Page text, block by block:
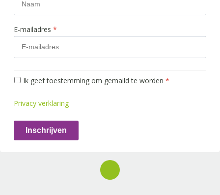
E-mailadres *
Ik geef toestemming om gemaild te worden *
Privacy verklaring
Inschrijven